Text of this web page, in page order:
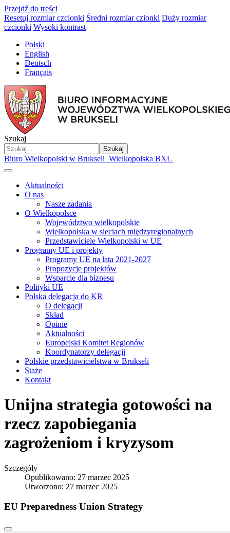
Przejdź do treści
Resetuj rozmiar czcionki Średni rozmiar czionki Duży rozmiar
czcionki Wysoki kontrast
Polski
English
Deutsch
Français
Szukaj
Szukaj
Biuro Wielkopolski w Brukseli Wielkopolska BXL
Aktualności
O nas
Nasze zadania
O Wielkopolsce
Województwo wielkopolskie
Wielkopolska w sieciach międzyregionalnych
Przedstawiciele Wielkopolski w UE
Programy UE i projekty
Programy UE na lata 2021-2027
Propozycje projektów
Wsparcie dla biznesu
Polityki UE
Polska delegacja do KR
O delegacji
Skład
Opinie
Aktualności
Europejski Komitet Regionów
Koordynatorzy delegacji
Polskie przedstawicielstwa w Brukseli
Staże
Kontakt
Unijna strategia gotowości na
rzecz zapobiegania
zagrożeniom i kryzysom
Szczegóły
Opublikowano: 27 marzec 2025
Utworzono: 27 marzec 2025
EU Preparedness Union Strategy